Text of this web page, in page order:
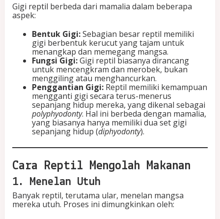
Gigi reptil berbeda dari mamalia dalam beberapa
aspek:
Bentuk Gigi:Sebagian besar reptil memiliki
gigi berbentuk kerucut yang tajam untuk
menangkap dan memegang mangsa.
Fungsi Gigi:Gigi reptil biasanya dirancang
untuk mencengkram dan merobek, bukan
menggiling atau menghancurkan.
Penggantian Gigi: Reptil memiliki kemampuan
mengganti gigi secara terus-menerus
sepanjang hidup mereka, yang dikenal sebagai
polyphyodonty. Hal ini berbeda dengan mamalia,
yang biasanya hanya memiliki dua set gigi
sepanjang hidup (diphyodonty).
Cara Reptil Mengolah Makanan
1. Menelan Utuh
Banyak reptil, terutama ular, menelan mangsa
mereka utuh. Proses ini dimungkinkan oleh: